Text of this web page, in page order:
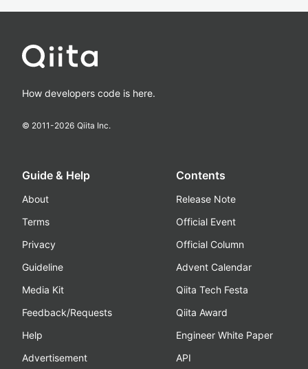
How developers code is here.
© 2011-2026 Qiita Inc.
Guide & Help
About
Terms
Privacy
Guideline
Media Kit
Feedback/Requests
Help
Advertisement
Contents
Release Note
Official Event
Official Column
Advent Calendar
Qiita Tech Festa
Qiita Award
Engineer White Paper
API